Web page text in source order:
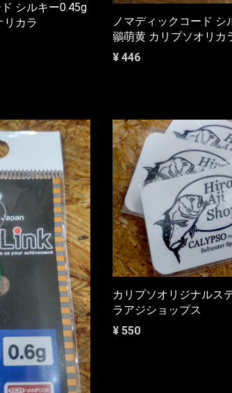
シルキー0.45g
リカラ
ノマディックコード シ
鶸萌黄 カリプソオリカ
¥ 446
カリプソオリジナルス
ラアジショップス
¥ 550